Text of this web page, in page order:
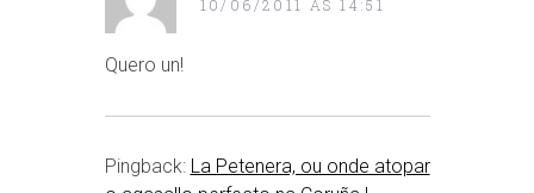
10/06/2011 ÁS 14:51
Quero un!
Pingback: La Petenera, ou onde atopar